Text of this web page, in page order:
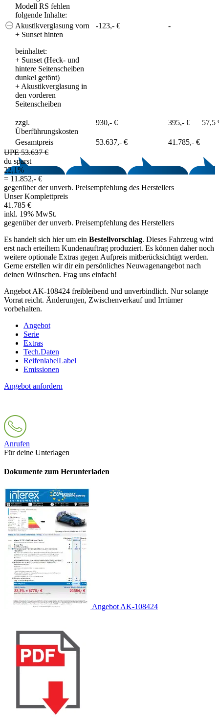
Modell RS fehlen
folgende Inhalte:
Akustikverglasung vorn
+ Sunset hinten
beinhaltet:
+ Sunset (Heck- und
hintere Seitenscheiben
dunkel getönt)
+ Akustikverglasung in
den vorderen
Seitenscheiben
-123,- € -
zzgl.
Überführungskosten
930,- € 395,- € 57,5
Gesamtpreis 53.637,- €
41.785,- €
UPE 53.637 €
du sparst
22,1%
= 11.852,- €
gegenüber der unverb. Preisempfehlung des Herstellers
Unser Komplettpreis
41.785 €
inkl. 19% MwSt.
gegenüber der unverb. Preisempfehlung des Herstellers
Es handelt sich hier um ein Bestellvorschlag. Dieses Fahrzeug wird
erst nach erteiltem Kundenauftrag produziert. Es können daher noch
weitere optionale Extras gegen Aufpreis mitberücksichtigt werden.
Gerne erstellen wir dir ein persönliches Neuwagenangebot nach
deinen Wünschen. Frag uns einfach!
Angebot AK-108424 freibleibend und unverbindlich. Nur solange
Vorrat reicht. Änderungen, Zwischenverkauf und Irrtümer
vorbehalten.
Angebot
Serie
Extras
Tech.Daten
ReifenlabelLabel
Emissionen
Angebot anfordern
Anrufen
Für deine Unterlagen
Dokumente zum Herunterladen
Angebot AK-108424